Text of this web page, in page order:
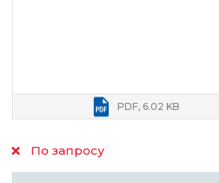
По запросу
PDF, 6.02 KB